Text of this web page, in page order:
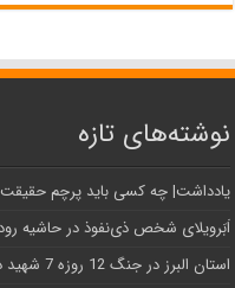
نوشته‌های تازه
یادداشت| ‌چه کسی باید پرچم
اَبَر‌ویلای شخص ذی‌نفوذ در حاشیه‌
استان البرز در جنگ 12 روزه 7 شهید دانشجو تقدیم انقلاب کرد